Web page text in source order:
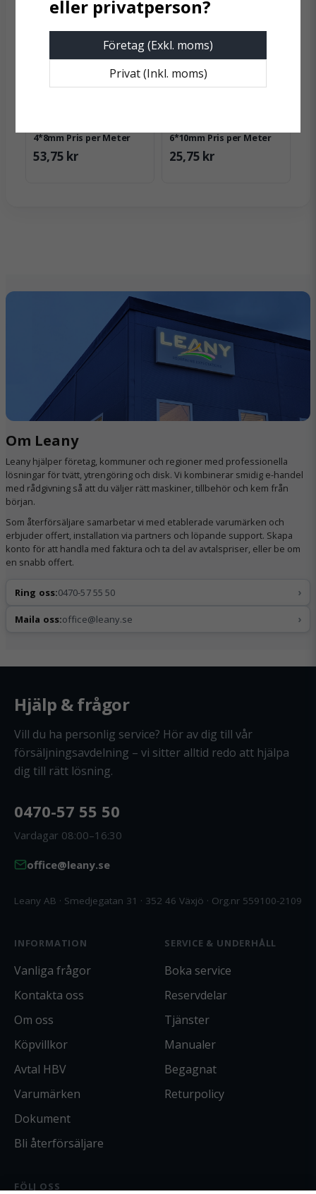
4*8mm Pris per Meter
53,75 kr
6*10mm Pris per Meter
25,75 kr
Om Leany
Leany hjälper företag, kommuner och regioner med professionella
lösningar för tvätt, ytrengöring och disk. Vi kombinerar smidig e-handel
med rådgivning så att du väljer rätt maskiner, tillbehör och kem från
början.
Som återförsäljare samarbetar vi med etablerade varumärken och
erbjuder offert, installation via partners och löpande support. Skapa
konto för att handla med faktura och ta del av avtalspriser, eller be om
en snabb offert.
Ring oss:0470-57 55 50 ›
Maila oss:office@leany.se ›
Företag (Exkl. moms)
Privat (Inkl. moms)
Hjälp & frågor
Vill du ha personlig service? Hör av dig till vår
försäljningsavdelning – vi sitter alltid redo att hjälpa
dig till rätt lösning.
0470-57 55 50
Vardagar 08:00–16:30
office@leany.se
Leany AB · Smedjegatan 31 · 352 46 Växjö · Org.nr 559100-2109
INFORMATION
Vanliga frågor
Kontakta oss
Om oss
Köpvillkor
Avtal HBV
Varumärken
Dokument
Bli återförsäljare
SERVICE & UNDERHÅLL
Boka service
Reservdelar
Tjänster
Manualer
Begagnat
Returpolicy
FÖLJ OSS